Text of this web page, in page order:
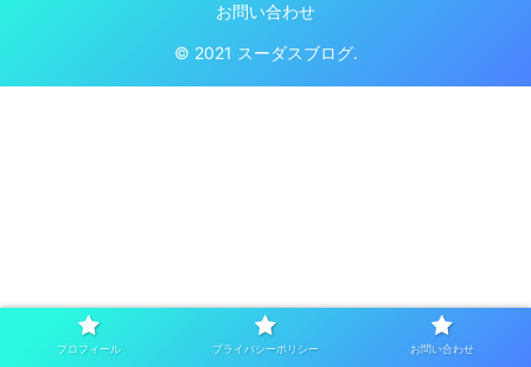
お問い合わせ
© 2021 スーダスブログ.
プロフィール プライバシーポリシー お問い合わせ